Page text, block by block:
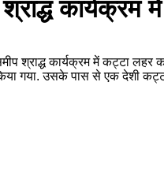
कार्यक्रम में
श्राद्ध कार्यक्रम में कट्टा लहर
किया गया. उसके पास से एक देशी